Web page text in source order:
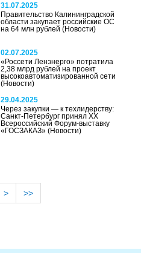
31.07.2025
Правительство Калининградской
области закупает российские ОС
на 64 млн рублей(Новости)
02.07.2025
«Россети Ленэнерго» потратила
2,38 млрд рублей на проект
высокоавтоматизированной сети
(Новости)
29.04.2025
Через закупки — к техлидерству:
Санкт-Петербург принял XX
Всероссийский Форум-выставку
«ГОСЗАКАЗ»(Новости)
> >>